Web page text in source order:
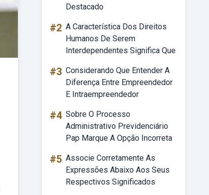
Destacado
#2 A Característica Dos Direitos
Humanos De Serem
Interdependentes Significa Que
#3 Considerando Que Entender A
Diferença Entre Empreendedor
E Intraempreendedor
#4 Sobre O Processo
Administrativo Previdenciário
Pap Marque A Opção Incorreta
#5 Associe Corretamente As
Expressões Abaixo Aos Seus
Respectivos Significados